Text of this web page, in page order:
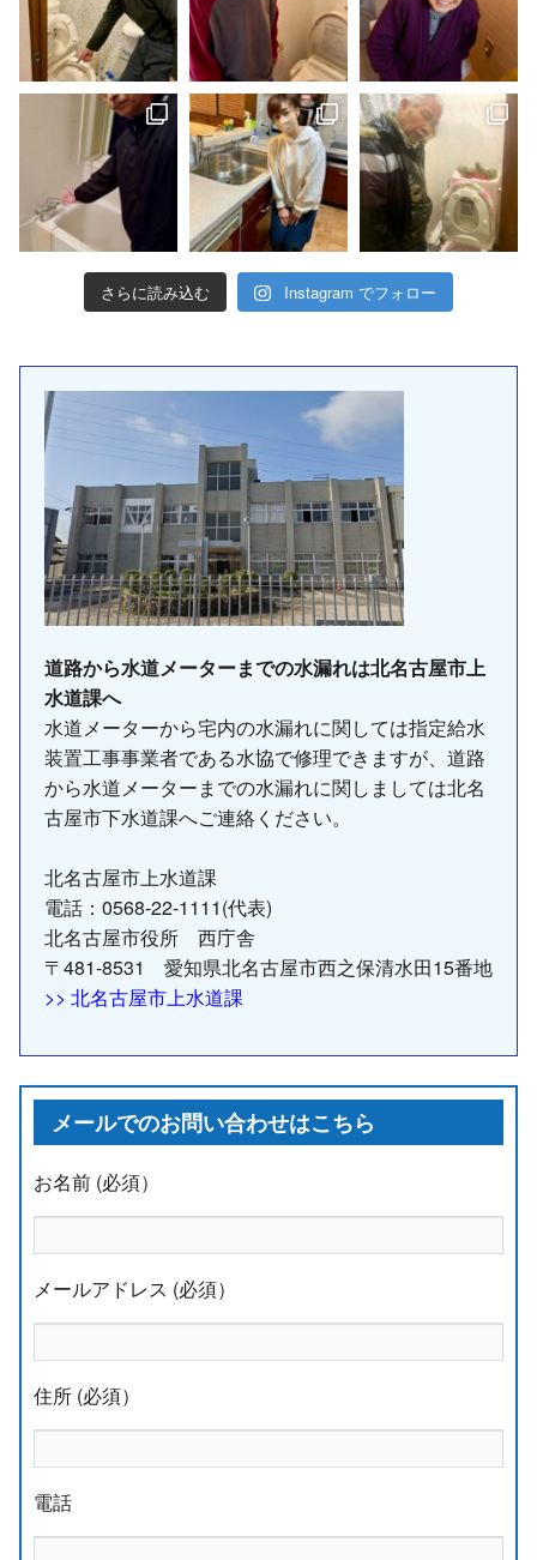
さらに読み込む Instagram でフォロー
道路から水道メーターまでの水漏れは北名古屋市上
水道課へ
水道メーターから宅内の水漏れに関しては指定給水
装置工事事業者である水協で修理できますが、道路
から水道メーターまでの水漏れに関しましては北名
古屋市下水道課へご連絡ください。
北名古屋市上水道課
電話：0568-22-1111(代表)
北名古屋市役所 西庁舎
〒481-8531 愛知県北名古屋市西之保清水田15番地
>> 北名古屋市上水道課
メールでのお問い合わせはこちら
お名前 (必須）
メールアドレス (必須）
住所 (必須）
電話